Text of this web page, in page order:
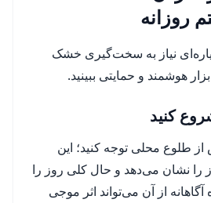
روزانه
نیاز به سخت‌گیری خشک
هوشمند و حمایتی ببینید.
کنید
طلوع محلی توجه کنید؛ این
را نشان می‌دهد و حال کلی روز را
از آن می‌تواند اثر موجی